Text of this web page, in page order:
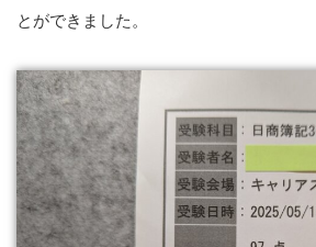
とができました。